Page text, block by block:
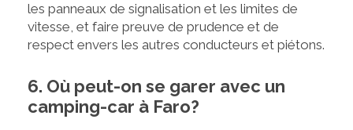
les panneaux de signalisation et les limites de
vitesse, et faire preuve de prudence et de
respect envers les autres conducteurs et piétons.
6. Où peut-on se garer avec un
camping-car à Faro?